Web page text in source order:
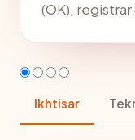
(OK),
Ikhtisar